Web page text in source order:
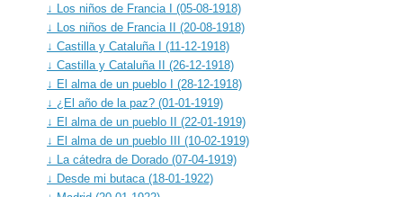
↓ Los niños de Francia I (05-08-1918)
↓ Los niños de Francia II (20-08-1918)
↓ Castilla y Cataluña I (11-12-1918)
↓ Castilla y Cataluña II (26-12-1918)
↓ El alma de un pueblo I (28-12-1918)
↓ ¿El año de la paz? (01-01-1919)
↓ El alma de un pueblo II (22-01-1919)
↓ El alma de un pueblo III (10-02-1919)
↓ La cátedra de Dorado (07-04-1919)
↓ Desde mi butaca (18-01-1922)